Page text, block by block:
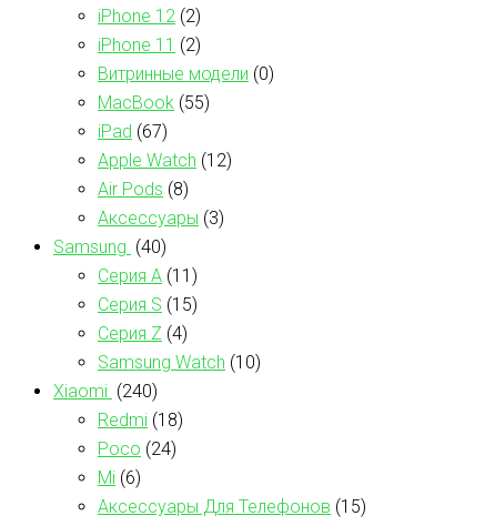
iPhone 12 (2)
iPhone 11 (2)
Витринные модели (0)
MacBook (55)
iPad (67)
Apple Watch (12)
Air Pods (8)
Аксессуары (3)
Samsung (40)
Серия А (11)
Серия S (15)
Серия Z (4)
Samsung Watch (10)
Xiaomi (240)
Redmi (18)
Poco (24)
Mi (6)
Аксессуары Для Телефонов (15)